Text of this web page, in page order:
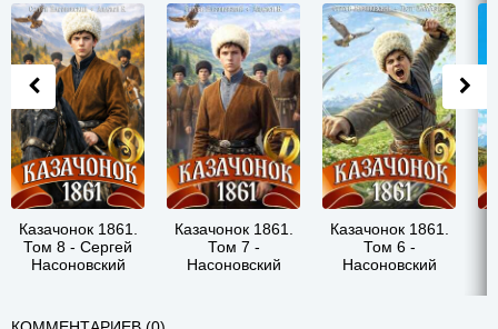
Казачонок 1861.
Том 8 - Сергей
Насоновский
Казачонок 1861.
Том 7 -
Насоновский
Казачонок 1861.
Том 6 -
Насоновский